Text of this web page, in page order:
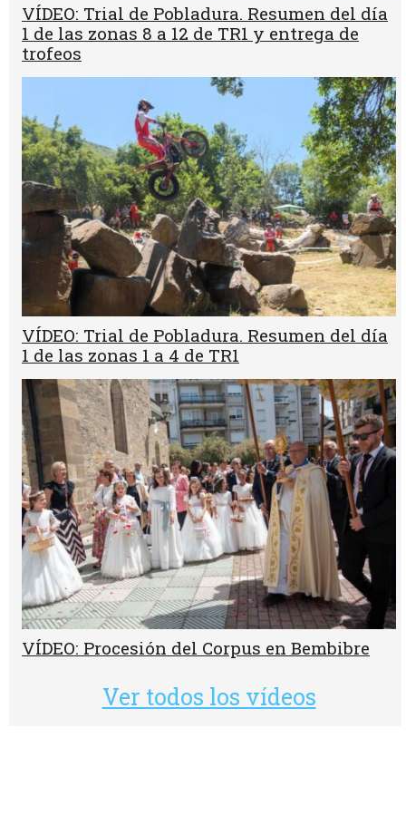
VÍDEO: Trial de Pobladura. Resumen del día
1 de las zonas 8 a 12 de TR1 y entrega de
trofeos
VÍDEO: Trial de Pobladura. Resumen del día
1 de las zonas 1 a 4 de TR1
VÍDEO: Procesión del Corpus en Bembibre
Ver todos los vídeos